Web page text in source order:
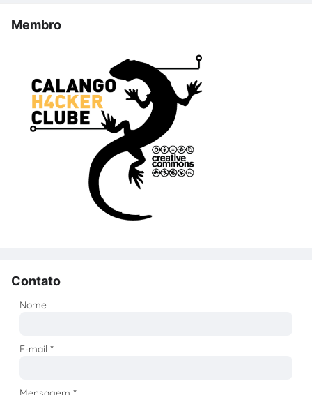
Membro
Contato
Nome
E-mail*